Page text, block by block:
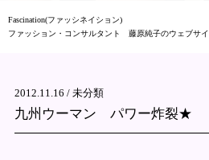
Fascination(ファッシネイション)
ファッション・コンサルタント 藤原純子のウェブサ
2012.11.16 / 未分類
九州ウーマン パワー炸裂★